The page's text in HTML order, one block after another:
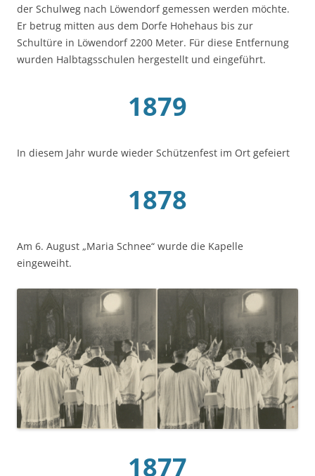
der Schulweg nach Löwendorf gemessen werden möchte.
Er betrug mitten aus dem Dorfe Hohehaus bis zur
Schultüre in Löwendorf 2200 Meter. Für diese Entfernung
wurden Halbtagsschulen hergestellt und eingeführt.
1879
In diesem Jahr wurde wieder Schützenfest im Ort gefeiert
1878
Am 6. August „Maria Schnee“ wurde die Kapelle
eingeweiht.
1877